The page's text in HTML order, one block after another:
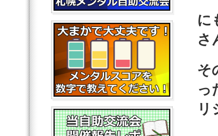
に
さ
そ
っ
リ